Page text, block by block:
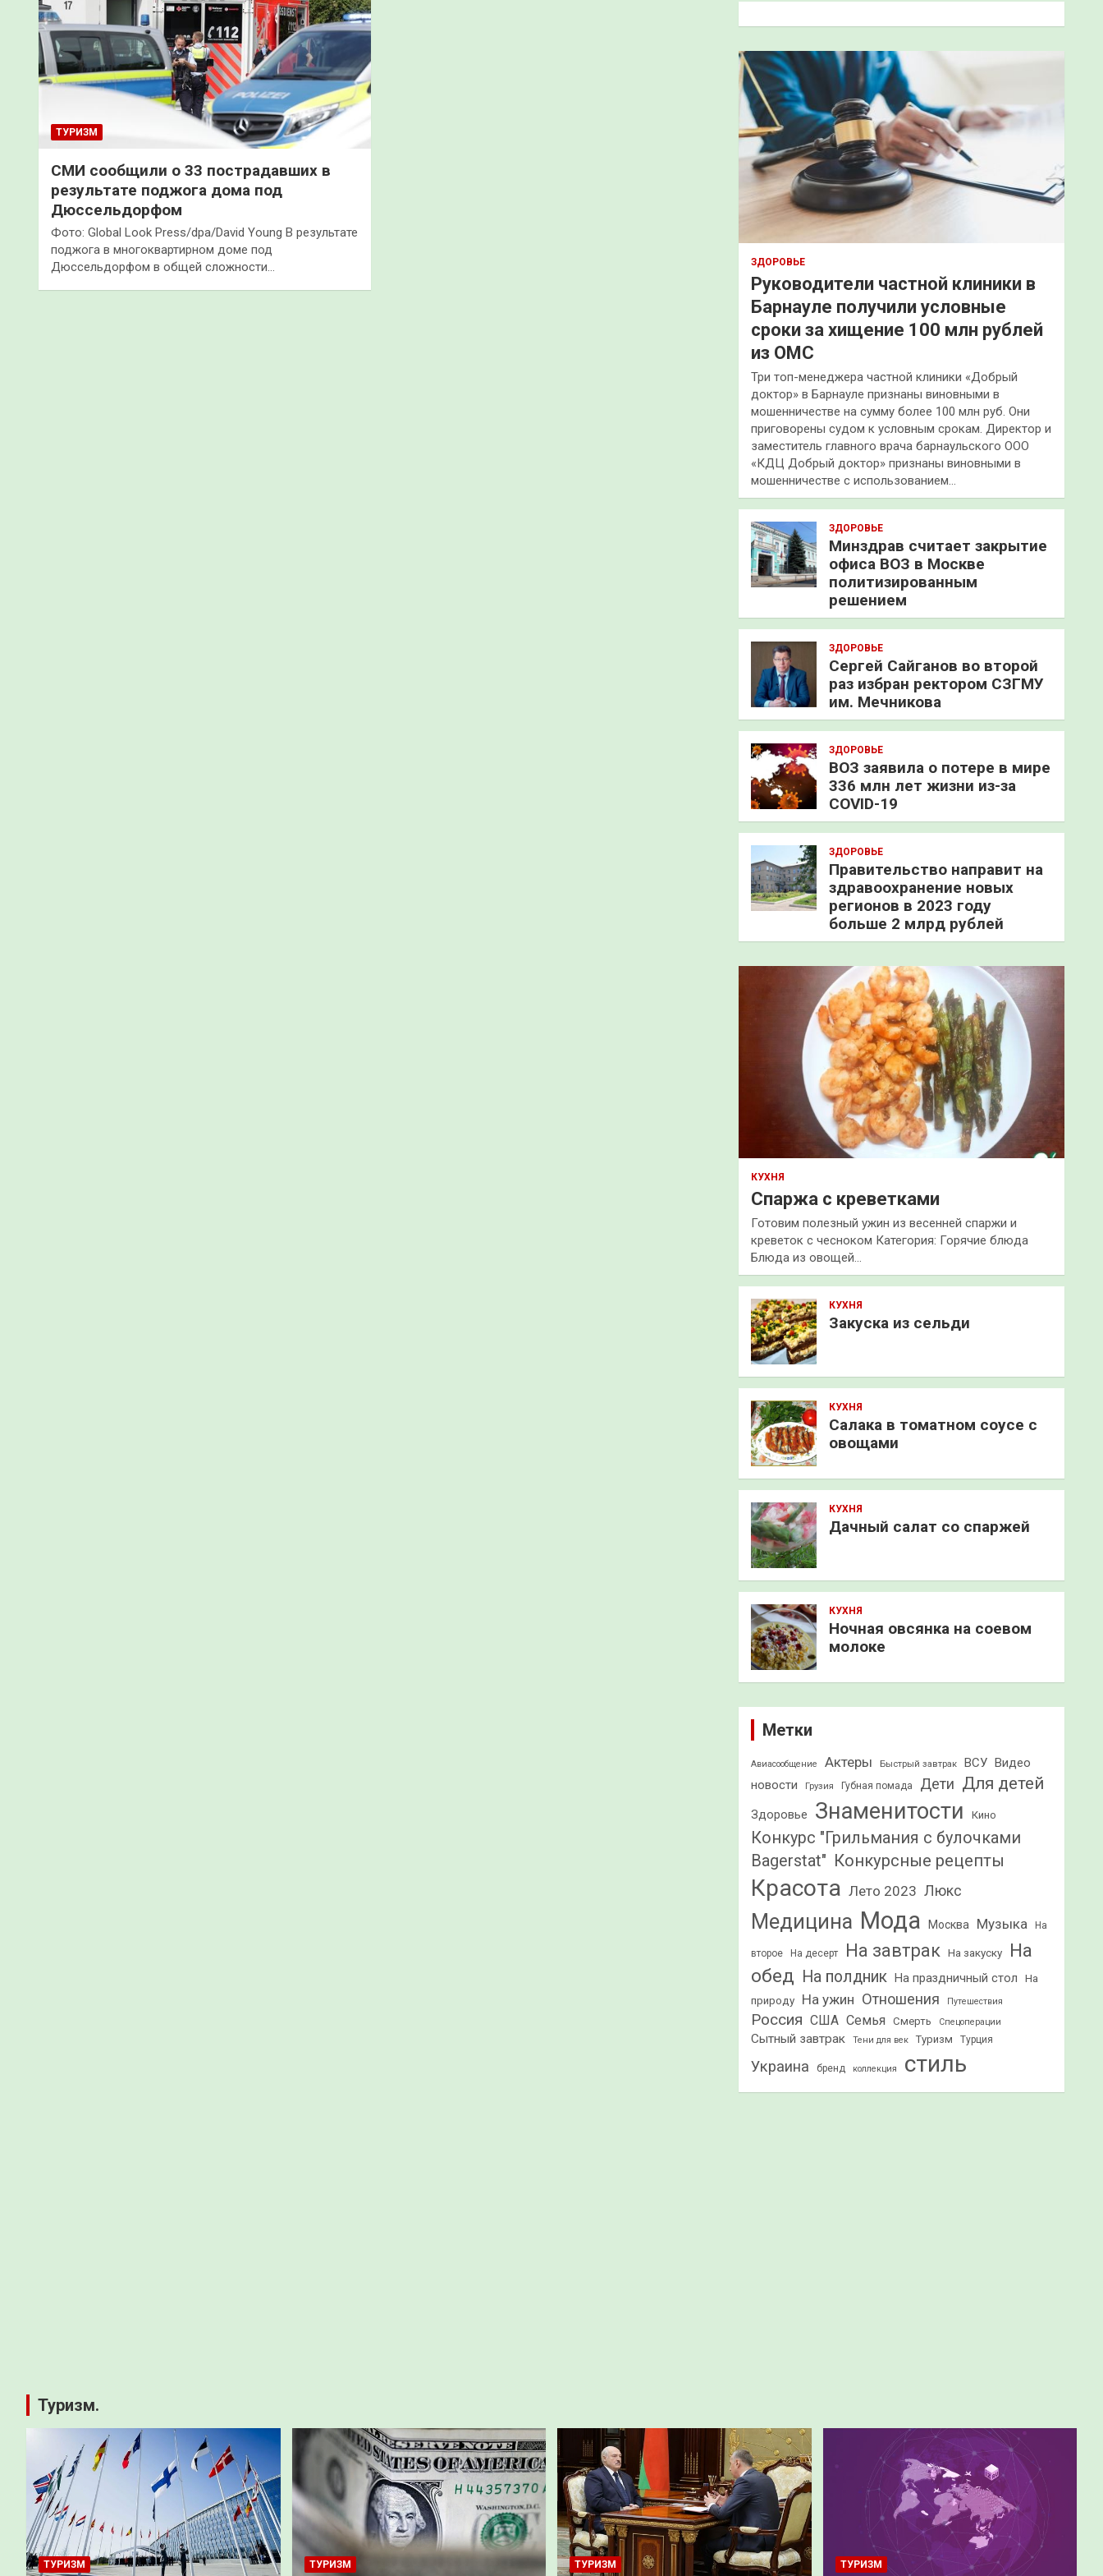
ТУРИЗМ
СМИ сообщили о 33 пострадавших в
результате поджога дома под
Дюссельдорфом
Фото: Global Look Press/dpa/David Young В результате
поджога в многоквартирном доме под
Дюссельдорфом в общей сложности…
к
ЗДОРОВЬЕ
Руководители частной клиники в
Барнауле получили условные
сроки за хищение 100 млн рублей
из ОМС
Три топ-менеджера частной клиники «Добрый
доктор» в Барнауле признаны виновными в
мошенничестве на сумму более 100 млн руб. Они
приговорены судом к условным срокам. Директор и
заместитель главного врача барнаульского ООО
«КДЦ Добрый доктор» признаны виновными в
мошенничестве с использованием…
ЗДОРОВЬЕ
Минздрав считает закрытие
офиса ВОЗ в Москве
политизированным
решением
ЗДОРОВЬЕ
Сергей Сайганов во второй
раз избран ректором СЗГМУ
им. Мечникова
ЗДОРОВЬЕ
ВОЗ заявила о потере в мире
336 млн лет жизни из-за
COVID-19
ЗДОРОВЬЕ
Правительство направит на
здравоохранение новых
регионов в 2023 году
больше 2 млрд рублей
КУХНЯ
Спаржа с креветками
Готовим полезный ужин из весенней спаржи и
креветок с чесноком Категория: Горячие блюда
Блюда из овощей…
КУХНЯ
Закуска из сельди
КУХНЯ
Салака в томатном соусе с
овощами
КУХНЯ
Дачный салат со спаржей
КУХНЯ
Ночная овсянка на соевом
молоке
Метки
Авиасообщение Актеры Быстрый завтрак ВСУ Видео
новости
Грузия Губная помада Дети Для детей
Здоровье Знаменитости Кино
Конкурс "Грильмания с булочками
Bagerstat" Конкурсные рецепты
Красота Лето 2023 Люкс
Медицина Мода Москва Музыка На
второе На десерт На завтрак На закуску
На
обед На полдник На праздничный стол
На
природу
На ужин Отношения Путешествия
Россия США Семья Смерть Спецоперации
Сытный завтрак Тени для век Туризм Турция
Украина бренд коллекция стиль
Туризм.
ТУРИЗМ ТУРИЗМ ТУРИЗМ ТУРИЗМ